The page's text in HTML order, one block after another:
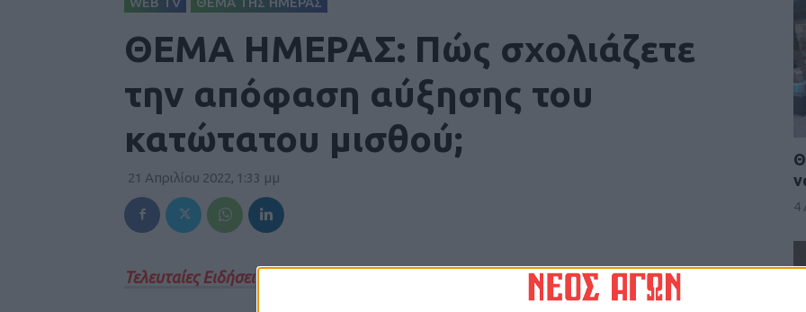
ΘΕΜΑ ΗΜΕΡΑΣ: Πώς σχολιάζετε
την απόφαση αύξησης του
κατώτατου μισθού;
21 Απριλίου 2022, 1:33 μμ
Τελευταίες Ειδήσεις Σήμερα
4